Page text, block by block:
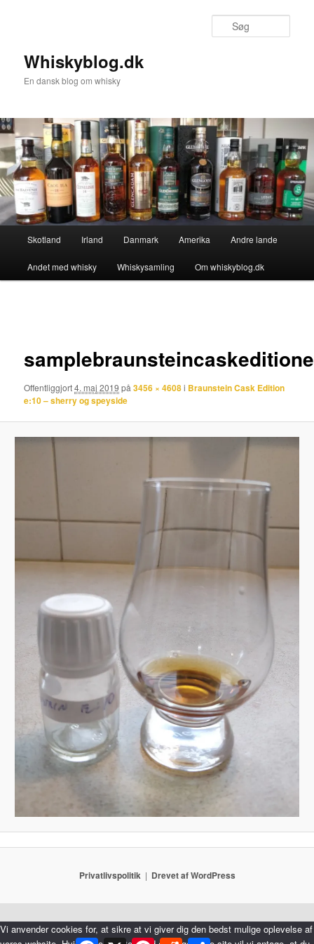
Whiskyblog.dk
En dansk blog om whisky
Skotland Irland Danmark Amerika Andre lande
Andet med whisky Whiskysamling Om whiskyblog.dk
Offentliggjort4. maj 2019 på3456 × 4608i Braunstein Cask Edition
e:10 – sherry og speyside
Privatlivspolitik Drevet af WordPress
Vi anvender cookies for, at sikre at vi giver dig den bedst mulige oplevelse af